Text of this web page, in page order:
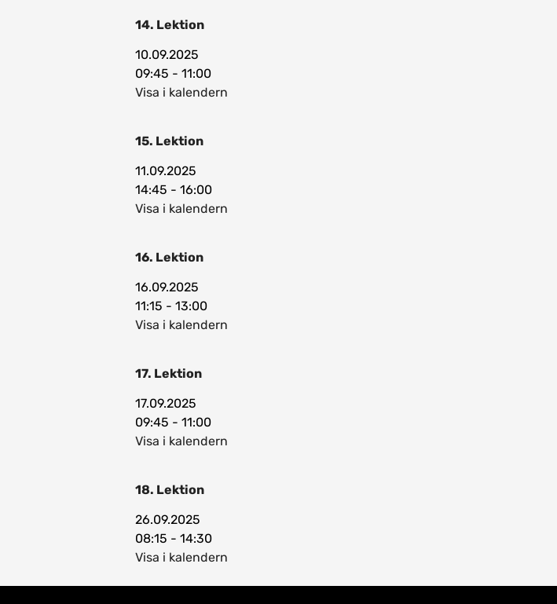
14. Lektion
10.09.2025
09:45 - 11:00
Visa i kalendern
15. Lektion
11.09.2025
14:45 - 16:00
Visa i kalendern
16. Lektion
16.09.2025
11:15 - 13:00
Visa i kalendern
17. Lektion
17.09.2025
09:45 - 11:00
Visa i kalendern
18. Lektion
26.09.2025
08:15 - 14:30
Visa i kalendern